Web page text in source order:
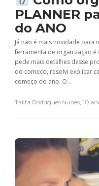
PLANNER
do ANO
Já não é mais novidade para
ferramenta de organização é
pede mais detalhes desse
do começo, resolvi explicar
começo do ano. O...
Talita Rodrigues Nunes 10